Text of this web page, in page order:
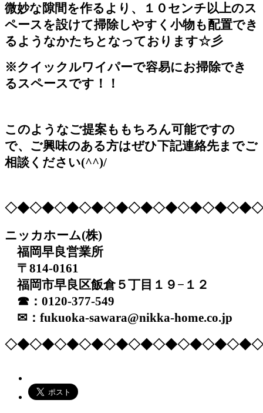
微妙な隙間を作るより、１０センチ以上のス
ペースを設けて掃除しやすく小物も配置でき
るようなかたちとなっております☆彡
※クイックルワイパーで容易にお掃除でき
るスペースです！！
このようなご提案ももちろん可能ですの
で、ご興味のある方はぜひ下記連絡先までご
相談ください(^^)/
ニッカホーム(株)
福岡早良営業所
〒814-0161
福岡市早良区飯倉５丁目１９−１２
☎：0120-377-549
✉：fukuoka-sawara@nikka-home.co.jp